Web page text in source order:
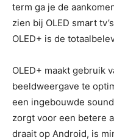
term ga je de
zien bij OLED smart
OLED+ is de
OLED+ maakt gebruik
beeldweergave te
een ingebouwde
zorgt voor een betere
draait op Android, is